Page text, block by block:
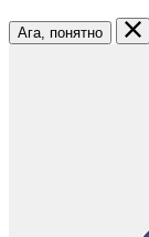
Ага, понятно